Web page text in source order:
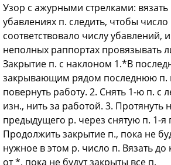
Узор с ажурными стрелками:
убавлениях п. следить, чтобы
соответствовало числу убавлений,
неполных раппортах провязывать
Закрытие п. с наклоном 1.*В
закрывающим рядом последнюю п.
повернуть работу. 2. Снять 1-ю п. с
изн., нить за работой. 3. Протянуть
предыдущего р. через снятую п. 1-я
Продолжить закрытие п., пока не
нужное в этом р. число п. Вязать до
от *, пока не будут закрыты все п.